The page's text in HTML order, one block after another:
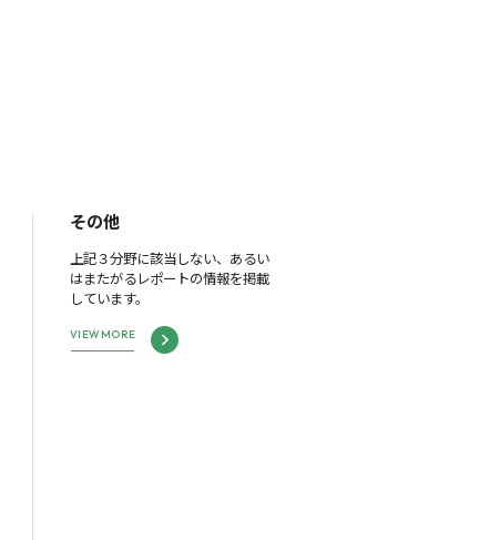
その他
上記３分野に該当しない、あるい
はまたがるレポートの情報を掲載
しています。
VIEW MORE